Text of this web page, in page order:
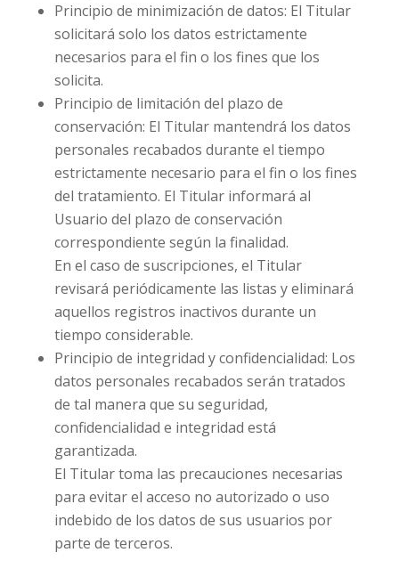
Principio de minimización de datos: El Titular
solicitará solo los datos estrictamente
necesarios para el fin o los fines que los
solicita.
Principio de limitación del plazo de
conservación: El Titular mantendrá los datos
personales recabados durante el tiempo
estrictamente necesario para el fin o los fines
del tratamiento. El Titular informará al
Usuario del plazo de conservación
correspondiente según la finalidad.
En el caso de suscripciones, el Titular
revisará periódicamente las listas y eliminará
aquellos registros inactivos durante un
tiempo considerable.
Principio de integridad y confidencialidad: Los
datos personales recabados serán tratados
de tal manera que su seguridad,
confidencialidad e integridad está
garantizada.
El Titular toma las precauciones necesarias
para evitar el acceso no autorizado o uso
indebido de los datos de sus usuarios por
parte de terceros.